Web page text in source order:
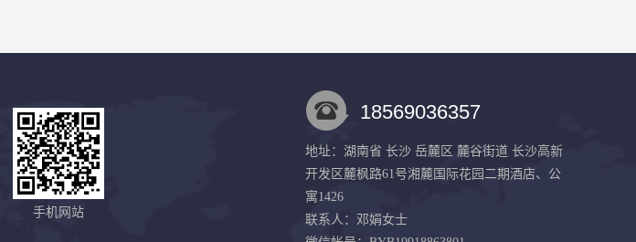
长沙档案不见了要怎么查？档案查询 档案补办 湖南档案激活需要注意什么？档案激活 档案存放
手机网站
18569036357
地址：湖南省 长沙 岳麓区 麓谷街道 长沙高新
开发区麓枫路61号湘麓国际花园二期酒店、公
寓1426
联系人：邓娟女士